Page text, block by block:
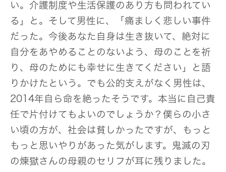
い。介護制度や生活保護のあり方も問われてい
る」と。そして男性に、「痛ましく悲しい事件
だった。今後あなた自身は生き抜いて、絶対に
自分をあやめることのないよう、母のことを祈
り、母のためにも幸せに生きてください」と語
りかけたという。でも公的支えがなく男性は、
2014年自ら命を絶ったそうです。本当に自己責
任で片付けてもよいのでしょうか？僕らの小さ
い頃の方が、社会は貧しかったですが、もっと
もっと思いやりがあった気がします。鬼滅の刃
の煉獄さんの母親のセリフが耳に残りました。